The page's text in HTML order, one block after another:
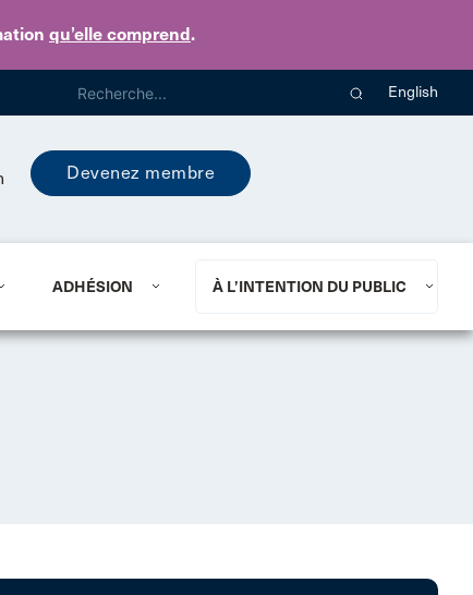
qu’elle comprend.
English
Devenez membre
ADHÉSION À L’INTENTION DU PUBLIC